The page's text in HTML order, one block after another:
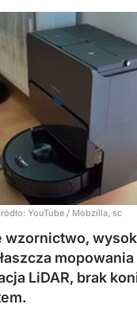
YouTube / Mobzilla, sc
wzornictwo,
mopowania
LiDAR, brak